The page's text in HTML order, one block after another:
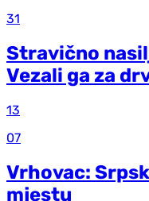
31
Stravično
Vezali ga za
13
07
Vrhovac:
mjestu